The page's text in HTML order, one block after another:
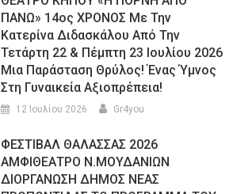
ΠΑΝΩ» 14ος ΧΡΟΝΟΣ Με Την
Κατερίνα Διδασκάλου Από Την
Τετάρτη 22 & Πέμπτη 23 Ιουλίου 2026
Μια Παράσταση Θρύλος! Ένας Ύμνος
Στη Γυναικεία Αξιοπρέπεια!
12 Ιουλίου 2026 Gr4you
ΦΕΣΤΙΒΑΛ ΘΑΛΑΣΣΑΣ 2026
ΑΜΦΙΘΕΑΤΡΟ Ν.ΜΟΥΔΑΝΙΩΝ
ΔΙΟΡΓΑΝΩΣΗ ΔΗΜΟΣ ΝΕΑΣ